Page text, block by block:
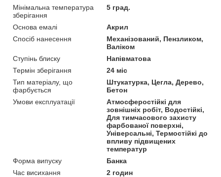
Мінімальна температура
зберігання
5 град.
Основа емалі
Акрил
Спосіб нанесення
Механізований, Пензликом,
Валіком
Ступінь блиску
Напівматова
Термін зберігання
24 міс
Тип матеріалу, що
фарбується
Штукатурка, Цегла, Дерево,
Бетон
Умови експлуатації
Атмосферостійкі для
зовнішніх робіт, Водостійкі,
Для тимчасового захисту
фарбованої поверхні,
Універсальні, Термостійкі до
впливу підвищених
температур
Форма випуску
Банка
Час висихання
2 годин